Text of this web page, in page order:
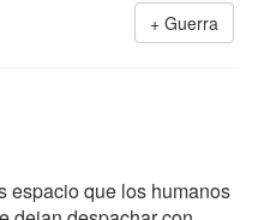
Guerra
espacio que los humanos